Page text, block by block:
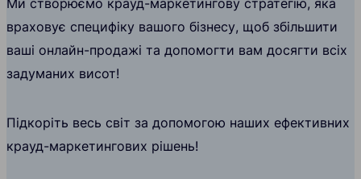
Ми створюємо крауд-маркетингову стратегію, яка
враховує специфіку вашого бізнесу, щоб збільшити
ваші онлайн-продажі та допомогти вам досягти всіх
задуманих висот!
Підкоріть весь світ за допомогою наших ефективних
крауд-маркетингових рішень!